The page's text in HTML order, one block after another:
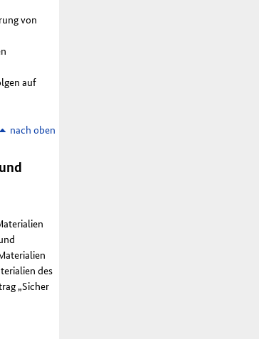
von
auf
nach oben
des
„Sicher